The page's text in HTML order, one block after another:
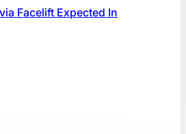
Facelift Expected In